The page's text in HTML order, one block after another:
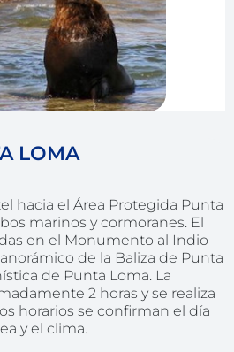
LOMA
hacia el Área Protegida Punta
marinos y cormoranes. El
en el Monumento al Indio
de la Baliza de Punta
de Punta Loma. La
2 horas y se realiza
horarios se confirman el día
y el clima.